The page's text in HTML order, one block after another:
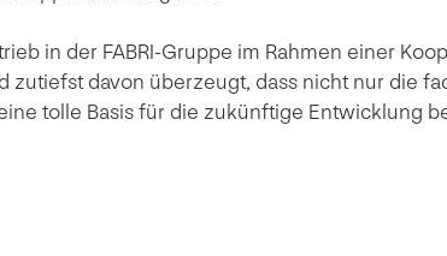
in der FABRI-Gruppe im Rahmen einer
zutiefst davon überzeugt, dass nicht nur die
tolle Basis für die zukünftige Entwicklung